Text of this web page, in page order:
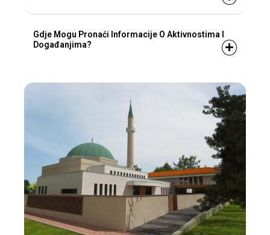
Gdje Mogu Pronaći Informacije O Aktivnostima I
Događanjima?